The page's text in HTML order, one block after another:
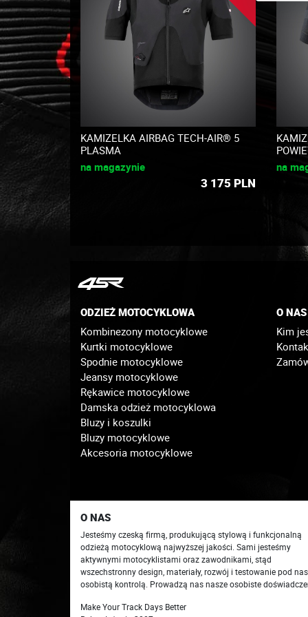
KAMIZELKA AIRBAG TECH-AIR® 5
PLASMA
na magazynie
3 175 PLN
na
ODZIEŻ MOTOCYKLOWA
Kombinezony motocyklowe
Kurtki motocyklowe
Spodnie motocyklowe
Jeansy motocyklowe
Rękawice motocyklowe
Damska odzież motocyklowa
Bluzy i koszulki
Bluzy motocyklowe
Akcesoria motocyklowe
O NAS
Kim
O NAS
Jesteśmy czeską firmą, produkującą stylową i funkcjonalną
odzieżą motocyklową najwyższej jakości. Sami jesteśmy
aktywnymi motocyklistami oraz zawodnikami, stąd
wszechstronny design, materiały, rozwój i testowanie pod
osobistą kontrolą. Prowadzą nas nasze osobiste
Make Your Track Days Better